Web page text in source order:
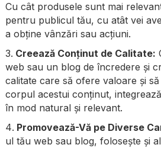
Cu cât produsele sunt mai
pentru publicul tău, cu atât vei
a obține vânzări sau acțiuni.
Creează Conținut de Calitate:
web sau un blog de încredere și
calitate care să ofere valoare și
corpul acestui conținut,
în mod natural și relevant.
Promovează-Vă pe Diverse
ul tău web sau blog, folosește și